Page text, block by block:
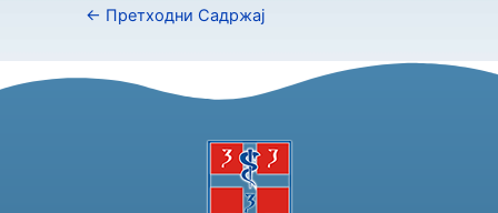
← Претходни Садржај